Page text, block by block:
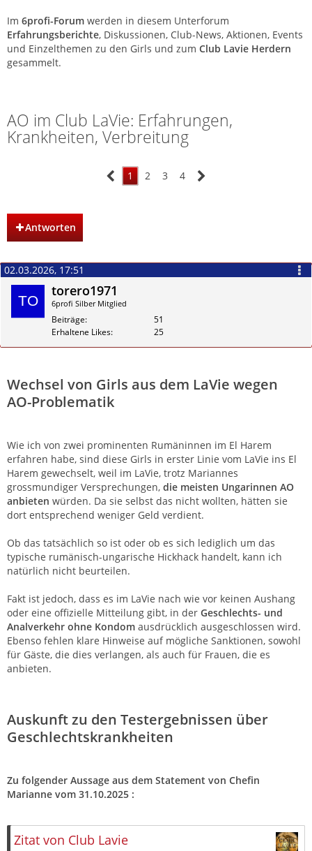
Im 6profi-Forum werden in diesem Unterforum
Erfahrungsberichte, Diskussionen, Club-News, Aktionen, Events
und Einzelthemen zu den Girls und zum Club Lavie Herdern
gesammelt.
AO im Club LaVie: Erfahrungen,
Krankheiten, Verbreitung
1 2 3 4
Antworten
02.03.2026, 17:51
torero1971
6profi Silber Mitglied
Beiträge
51
Erhaltene Likes
25
Wechsel von Girls aus dem LaVie wegen
AO-Problematik
Wie ich von zwei prominenten Rumäninnen im El Harem
erfahren habe, sind diese Girls in erster Linie vom LaVie ins El
Harem gewechselt, weil im LaVie, trotz Mariannes
grossmundiger Versprechungen, die meisten Ungarinnen AO
anbieten würden. Da sie selbst das nicht wollten, hätten sie
dort entsprechend weniger Geld verdient.
Ob das tatsächlich so ist oder ob es sich lediglich um das
typische rumänisch-ungarische Hickhack handelt, kann ich
natürlich nicht beurteilen.
Fakt ist jedoch, dass es im LaVie nach wie vor keinen Aushang
oder eine offizielle Mitteilung gibt, in der Geschlechts- und
Analverkehr ohne Kondom ausdrücklich ausgeschlossen wird.
Ebenso fehlen klare Hinweise auf mögliche Sanktionen, sowohl
für Gäste, die dies verlangen, als auch für Frauen, die es
anbieten.
Auskunft zu den Testergebnissen über
Geschlechtskrankheiten
Zu folgender Aussage aus dem Statement von Chefin
Marianne vom 31.10.2025 :
Zitat von Club Lavie